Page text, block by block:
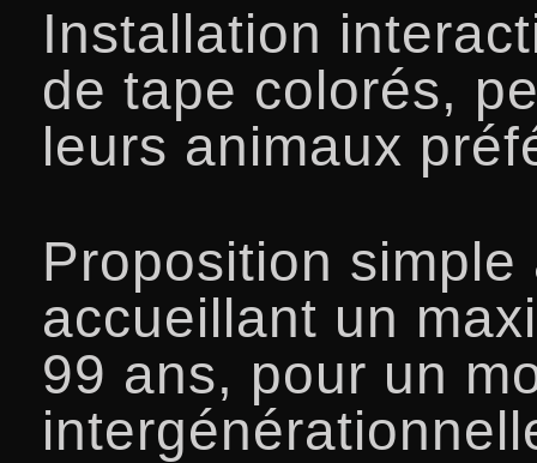
Installation
de tape colorés,
leurs animaux
Proposition
accueillant un
99 ans, pour un